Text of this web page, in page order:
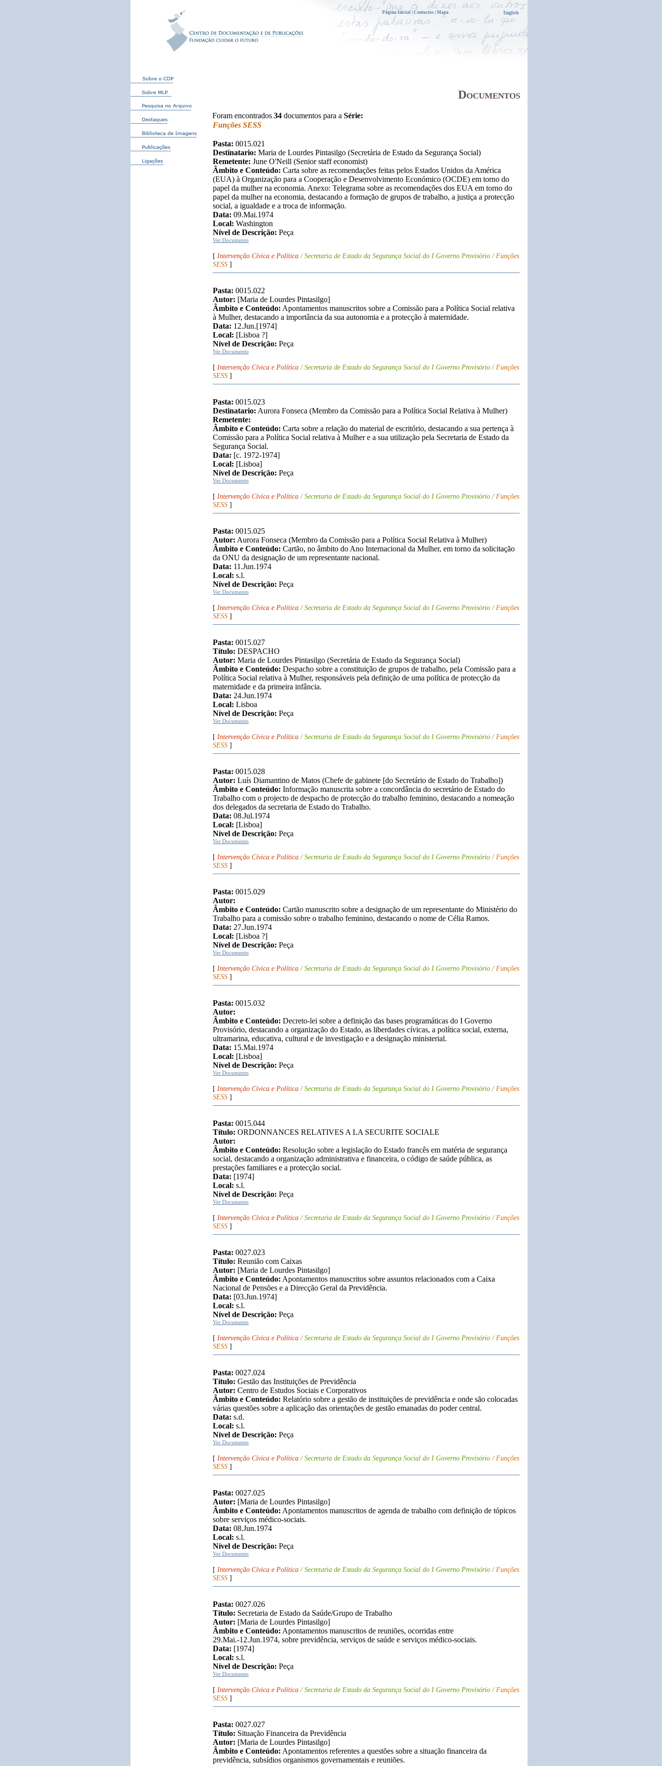
Página Inicial Contactos Mapa
Documentos
Foram encontrados 34 documentos para a Série:
Funções SESS
Pasta: 0015.021
Destinatario: Maria de Lourdes Pintasilgo (Secretária de Estado da Segurança Social)
Remetente: June O'Neill (Senior staff economist)
Âmbito e Conteúdo: Carta sobre as recomendações feitas pelos Estados Unidos da América
(EUA) à Organização para a Cooperação e Desenvolvimento Económico (OCDE) em torno do
papel da mulher na economia. Anexo: Telegrama sobre as recomendações dos EUA em torno do
papel da mulher na economia, destacando a formação de grupos de trabalho, a justiça a protecção
social, a igualdade e a troca de informação.
Data: 09.Mai.1974
Local: Washington
Nível de Descrição: Peça
Ver Documento
[ Intervenção Cívica e Política / Secretaria de Estado da Segurança Social do I Governo Provisório / Funções
SESS ]
Pasta: 0015.022
Autor: [Maria de Lourdes Pintasilgo]
Âmbito e Conteúdo: Apontamentos manuscritos sobre a Comissão para a Política Social relativa
à Mulher, destacando a importância da sua autonomia e a protecção à maternidade.
Data: 12.Jun.[1974]
Local: [Lisboa ?]
Nível de Descrição: Peça
Ver Documento
[ Intervenção Cívica e Política / Secretaria de Estado da Segurança Social do I Governo Provisório / Funções
SESS ]
Pasta: 0015.023
Destinatario: Aurora Fonseca (Membro da Comissão para a Política Social Relativa à Mulher)
Remetente:
Âmbito e Conteúdo: Carta sobre a relação do material de escritório, destacando a sua pertença à
Comissão para a Política Social relativa à Mulher e a sua utilização pela Secretaria de Estado da
Segurança Social.
Data: [c. 1972-1974]
Local: [Lisboa]
Nível de Descrição: Peça
Ver Documento
[ Intervenção Cívica e Política / Secretaria de Estado da Segurança Social do I Governo Provisório / Funções
SESS ]
Pasta: 0015.025
Autor: Aurora Fonseca (Membro da Comissão para a Política Social Relativa à Mulher)
Âmbito e Conteúdo: Cartão, no âmbito do Ano Internacional da Mulher, em torno da solicitação
da ONU da designação de um representante nacional.
Data: 11.Jun.1974
Local: s.l.
Nível de Descrição: Peça
Ver Documento
[ Intervenção Cívica e Política / Secretaria de Estado da Segurança Social do I Governo Provisório / Funções
SESS ]
Pasta: 0015.027
Título: DESPACHO
Autor: Maria de Lourdes Pintasilgo (Secretária de Estado da Segurança Social)
Âmbito e Conteúdo: Despacho sobre a constituição de grupos de trabalho, pela Comissão para a
Política Social relativa à Mulher, responsáveis pela definição de uma política de protecção da
maternidade e da primeira infância.
Data: 24.Jun.1974
Local: Lisboa
Nível de Descrição: Peça
Ver Documento
[ Intervenção Cívica e Política / Secretaria de Estado da Segurança Social do I Governo Provisório / Funções
SESS ]
Pasta: 0015.028
Autor: Luís Diamantino de Matos (Chefe de gabinete [do Secretário de Estado do Trabalho])
Âmbito e Conteúdo: Informação manuscrita sobre a concordância do secretário de Estado do
Trabalho com o projecto de despacho de protecção do trabalho feminino, destacando a nomeação
dos delegados da secretaria de Estado do Trabalho.
Data: 08.Jul.1974
Local: [Lisboa]
Nível de Descrição: Peça
Ver Documento
[ Intervenção Cívica e Política / Secretaria de Estado da Segurança Social do I Governo Provisório / Funções
SESS ]
Pasta: 0015.029
Autor:
Âmbito e Conteúdo: Cartão manuscrito sobre a designação de um representante do Ministério do
Trabalho para a comissão sobre o trabalho feminino, destacando o nome de Célia Ramos.
Data: 27.Jun.1974
Local: [Lisboa ?]
Nível de Descrição: Peça
Ver Documento
[ Intervenção Cívica e Política / Secretaria de Estado da Segurança Social do I Governo Provisório / Funções
SESS ]
Pasta: 0015.032
Autor:
Âmbito e Conteúdo: Decreto-lei sobre a definição das bases programáticas do I Governo
Provisório, destacando a organização do Estado, as liberdades cívicas, a política social, externa,
ultramarina, educativa, cultural e de investigação e a designação ministerial.
Data: 15.Mai.1974
Local: [Lisboa]
Nível de Descrição: Peça
Ver Documento
[ Intervenção Cívica e Política / Secretaria de Estado da Segurança Social do I Governo Provisório / Funções
SESS ]
Pasta: 0015.044
Título: ORDONNANCES RELATIVES A LA SECURITE SOCIALE
Autor:
Âmbito e Conteúdo: Resolução sobre a legislação do Estado francês em matéria de segurança
social, destacando a organização administrativa e financeira, o código de saúde pública, as
prestações familiares e a protecção social.
Data: [1974]
Local: s.l.
Nível de Descrição: Peça
Ver Documento
[ Intervenção Cívica e Política / Secretaria de Estado da Segurança Social do I Governo Provisório / Funções
SESS ]
Pasta: 0027.023
Título: Reunião com Caixas
Autor: [Maria de Lourdes Pintasilgo]
Âmbito e Conteúdo: Apontamentos manuscritos sobre assuntos relacionados com a Caixa
Nacional de Pensões e a Direcção Geral da Previdência.
Data: [03.Jun.1974]
Local: s.l.
Nível de Descrição: Peça
Ver Documento
[ Intervenção Cívica e Política / Secretaria de Estado da Segurança Social do I Governo Provisório / Funções
SESS ]
Pasta: 0027.024
Título: Gestão das Instituições de Previdência
Autor: Centro de Estudos Sociais e Corporativos
Âmbito e Conteúdo: Relatório sobre a gestão de instituições de previdência e onde são colocadas
várias questões sobre a aplicação das orientações de gestão emanadas do poder central.
Data: s.d.
Local: s.l.
Nível de Descrição: Peça
Ver Documento
[ Intervenção Cívica e Política / Secretaria de Estado da Segurança Social do I Governo Provisório / Funções
SESS ]
Pasta: 0027.025
Autor: [Maria de Lourdes Pintasilgo]
Âmbito e Conteúdo: Apontamentos manuscritos de agenda de trabalho com definição de tópicos
sobre serviços médico-sociais.
Data: 08.Jun.1974
Local: s.l.
Nível de Descrição: Peça
Ver Documento
[ Intervenção Cívica e Política / Secretaria de Estado da Segurança Social do I Governo Provisório / Funções
SESS ]
Pasta: 0027.026
Título: Secretaria de Estado da Saúde/Grupo de Trabalho
Autor: [Maria de Lourdes Pintasilgo]
Âmbito e Conteúdo: Apontamentos manuscritos de reuniões, ocorridas entre
29.Mai.-12.Jun.1974, sobre previdência, serviços de saúde e serviços médico-sociais.
Data: [1974]
Local: s.l.
Nível de Descrição: Peça
Ver Documento
[ Intervenção Cívica e Política / Secretaria de Estado da Segurança Social do I Governo Provisório / Funções
SESS ]
Pasta: 0027.027
Título: Situação Financeira da Previdência
Autor: [Maria de Lourdes Pintasilgo]
Âmbito e Conteúdo: Apontamentos referentes a questões sobre a situação financeira da
previdência, subsídios organismos governamentais e reuniões.